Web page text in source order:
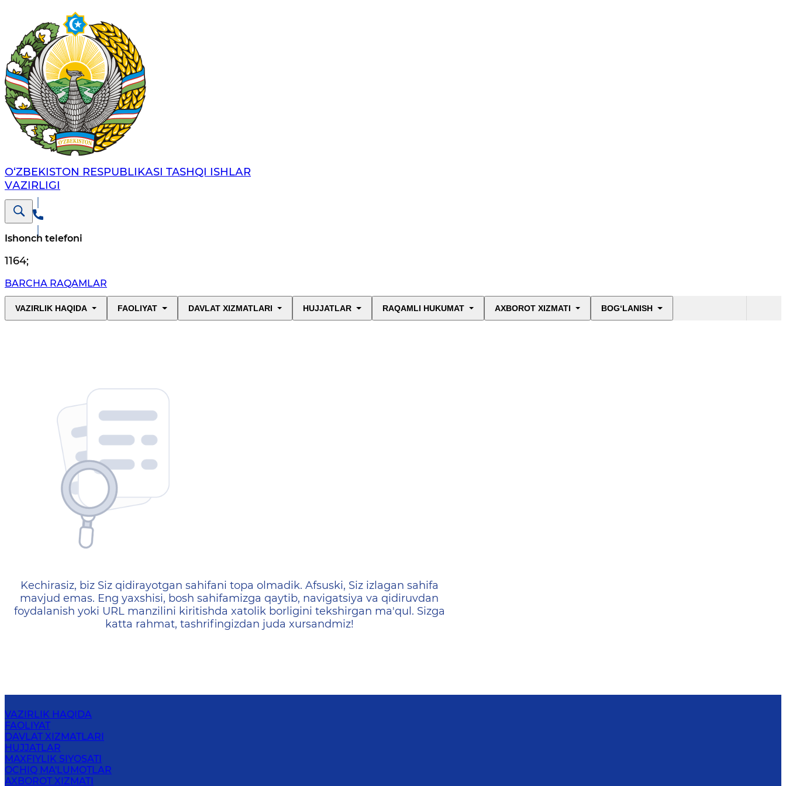
O‘ZBЕKISTОN RЕSPUBLIKАSI TASHQI ISHLАR
VАZIRLIGI
Ishonch telefoni
1164;
BARCHA RAQAMLAR
VAZIRLIK HAQIDA FAOLIYAT DAVLAT XIZMATLARI HUJJATLAR RAQAMLI HUKUMAT AXBOROT XIZMATI BOG‘LANISH
404 — Страница не найдена
Kechirasiz, biz Siz qidirayotgan sahifani topa olmadik. Afsuski, Siz izlagan sahifa
mavjud emas. Eng yaxshisi, bosh sahifamizga qaytib, navigatsiya va qidiruvdan
foydalanish yoki URL manzilini kiritishda xatolik borligini tekshirgan ma'qul. Sizga
katta rahmat, tashrifingizdan juda xursandmiz!
VAZIRLIK HAQIDA
FAOLIYAT
DAVLAT XIZMATLARI
HUJJATLAR
MAXFIYLIK SIYOSATI
OCHIQ MA'LUMOTLAR
AXBOROT XIZMATI